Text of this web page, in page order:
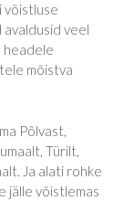
võistluse
avaldusid veel
headele
mõistva
Põlvast,
Türilt,
Ja alati rohke
jälle võistlemas